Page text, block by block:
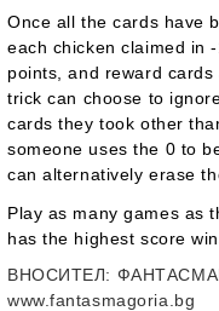
Once all the cards have
each chicken claimed in
points, and reward
trick can choose to
cards they took other
someone uses the 0 to
can alternatively erase
Play as many games as
has the highest score
ВНОСИТЕЛ:
www.fantasmagoria.bg